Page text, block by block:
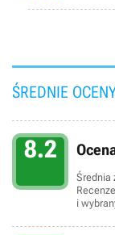
ŚREDNIE
8.2
Średnia
i